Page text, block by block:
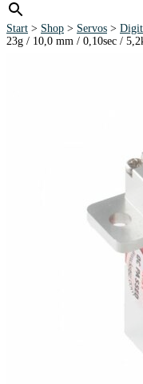
Start > Shop > Servos >
23g / 10,0 mm / 0,10sec /